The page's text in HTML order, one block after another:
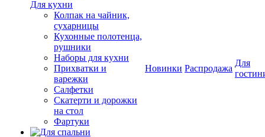
Для кухни
Колпак на чайник,
сухарницы
Кухонные полотенца,
рушники
Наборы для кухни
Прихватки и
варежки
Салфетки
Скатерти и дорожки
на стол
Фартуки
Новинки Распродажа
Для